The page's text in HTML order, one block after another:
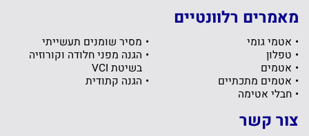
מאמרים רלוונטיים
אטמי גומי
טפלון
אטמים
אטמים מתכתיים
חבלי אטימה
מסיר שומנים תעשייתי
הגנה מפני חלודה וקורוזיה
בשיטת VCI
הגנה קתודית
צור קשר